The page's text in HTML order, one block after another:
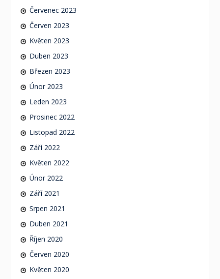
Červenec 2023
Červen 2023
Květen 2023
Duben 2023
Březen 2023
Únor 2023
Leden 2023
Prosinec 2022
Listopad 2022
Září 2022
Květen 2022
Únor 2022
Září 2021
Srpen 2021
Duben 2021
Říjen 2020
Červen 2020
Květen 2020